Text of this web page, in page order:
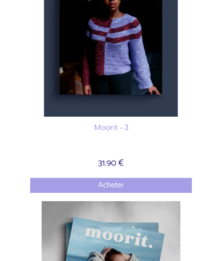
Moorit - 3
31.90 €
Acheter